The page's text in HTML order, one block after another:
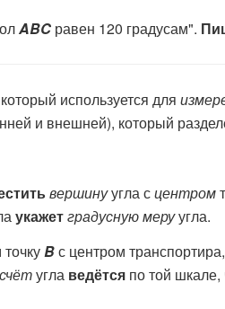
ABC равен 120 градусам".
используется для
и внешней), который
вершинуугла сцентром
укажетградусную меруугла.
Bс центром
угла ведётся по той шкале,